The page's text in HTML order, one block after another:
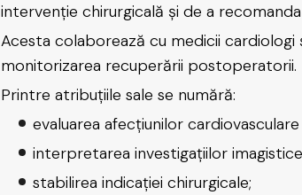
intervenție chirurgicală și de a
Acesta colaborează cu medicii
monitorizarea recuperării postoperatorii.
Printre atribuțiile sale se numără:
evaluarea afecțiunilor
interpretarea investigațiilor
stabilirea indicației chirurgicale;